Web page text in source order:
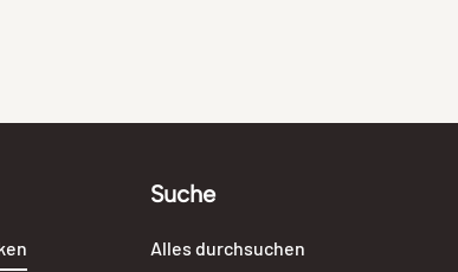
Suche
Alles durchsuchen